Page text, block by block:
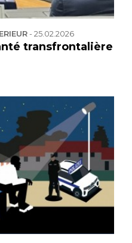
-25.02.2026
transfrontalière